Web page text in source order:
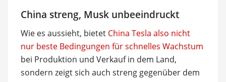
China streng, Musk unbeeindruckt
Wie es aussieht, bietet China Tesla also nicht
nur beste Bedingungen für schnelles Wachstum
bei Produktion und Verkauf in dem Land,
sondern zeigt sich auch streng gegenüber dem